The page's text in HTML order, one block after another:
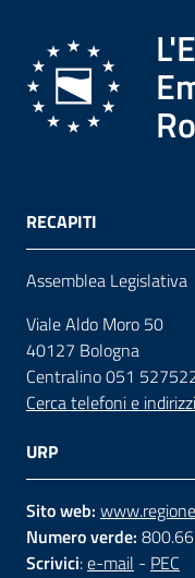
RECAPITI
Assemblea Legislativa
Viale Aldo Moro 50
40127 Bologna
Centralino 051
Cerca telefoni e indirizzi
URP
Sito web:
Numero verde:
Scrivici:e-mail - PEC